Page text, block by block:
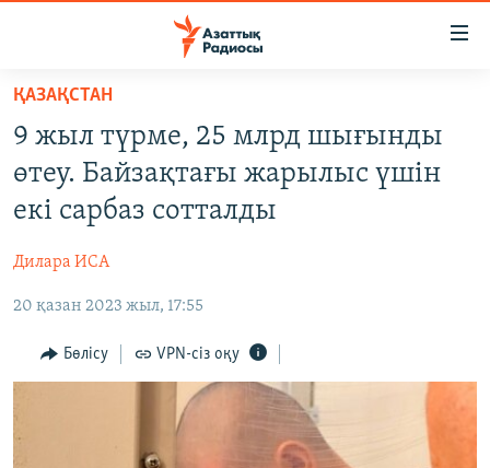
Skip
main
content
main
Navigation
Skip
Search
AZATTYQTV
АДАМ ҚҰҚЫҚТАРЫ
ӘЛЕУМЕТ
ӘЛЕМ
ҚАЗАҚСТАН
9 жыл түрме, 25 млрд шығынды
өтеу. Байзақтағы жарылыс үшін
екі сарбаз сотталды
Дилара ИСА
20 қазан 2023 жыл, 17:55
Бөлісу VPN-сіз оқу